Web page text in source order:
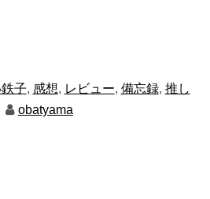
子, 感想, レビュー, 備忘録, 推し
obatyama